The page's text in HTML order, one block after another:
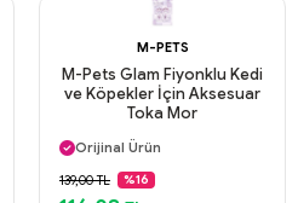
M-PETS
M-Pets Glam Fiyonklu Kedi
ve Köpekler İçin Aksesuar
Toka Mor
Aynı Gün Kargo
Orijinal Ürün
Güvenli Ödeme
Aynı Gün Kargo
139,00 TL %16